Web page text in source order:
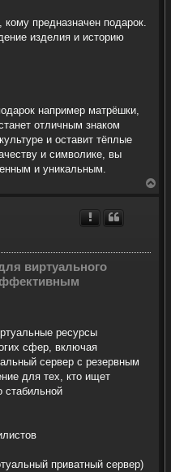
предназначен подарок.
изделия и историю
например матрёшки,
отличным знаком
и оставит тёплые
и символике, вы
и уникальным.
виртуального
ресурсы
сфер, включая
сервер с резервным
для тех, кто ищет
стабильной
приватный сервер)